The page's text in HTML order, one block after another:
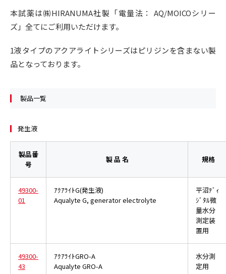
本試薬は㈱HIRANUMA社製「電量法： AQ/MOICOシリー
ズ」全てにご利用いただけます。
1液タイプのアクアライトシリーズはピリジンを含まない製
品となっております。
製品一覧
発生液
製品番
号
製 品 名 規格
49300-
01
ｱｸｱﾗｲﾄG(発生液)
Aqualyte G, generator electrolyte
平沼ﾃﾞｨ
ｼﾞﾀﾙ微
量水分
測定装
置用
49300-
43
ｱｸｱﾗｲﾄGRO-A
Aqualyte GRO-A
水分測
定用